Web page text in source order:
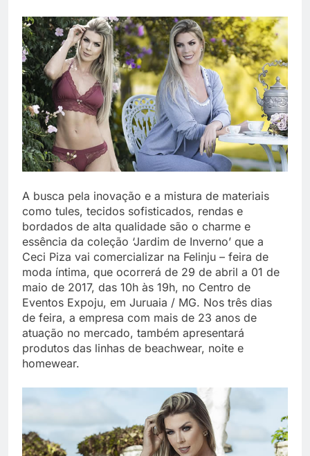
A busca pela inovação e a mistura de materiais
como tules, tecidos sofisticados, rendas e
bordados de alta qualidade são o charme e
essência da coleção ‘Jardim de Inverno’ que a
Ceci Piza vai comercializar na Felinju – feira de
moda íntima, que ocorrerá de 29 de abril a 01 de
maio de 2017, das 10h às 19h, no Centro de
Eventos Expoju, em Juruaia / MG. Nos três dias
de feira, a empresa com mais de 23 anos de
atuação no mercado, também apresentará
produtos das linhas de beachwear, noite e
homewear.